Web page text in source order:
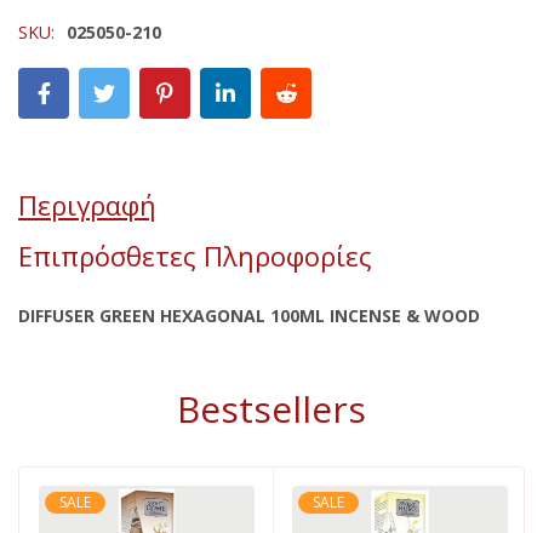
SKU: 025050-210
Περιγραφή
Επιπρόσθετες Πληροφορίες
DIFFUSER GREEN HEXAGONAL 100ML INCENSE & WOOD
Bestsellers
SALE SALE